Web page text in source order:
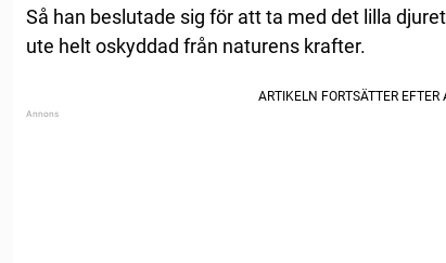
Så han beslutade sig för att ta med det lilla
ute helt oskyddad från naturens krafter.